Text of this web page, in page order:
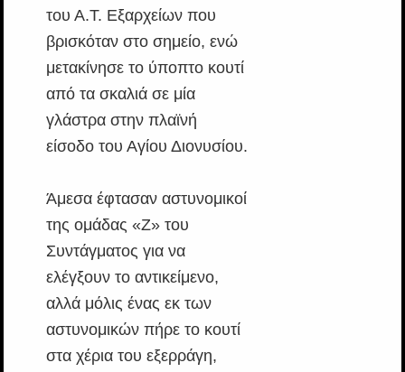
του Α.Τ. Εξαρχείων που
βρισκόταν στο σημείο, ενώ
μετακίνησε το ύποπτο κουτί
από τα σκαλιά σε μία
γλάστρα στην πλαϊνή
είσοδο του Αγίου Διονυσίου.
Άμεσα έφτασαν αστυνομικοί
της ομάδας «Ζ» του
Συντάγματος για να
ελέγξουν το αντικείμενο,
αλλά μόλις ένας εκ των
αστυνομικών πήρε το κουτί
στα χέρια του εξερράγη,